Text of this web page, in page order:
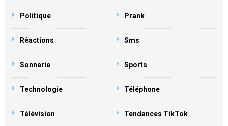
Politique Prank
Réactions Sms
Sonnerie Sports
Technologie Téléphone
Télévision Tendances TikTok